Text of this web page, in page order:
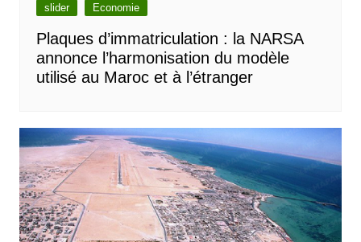
slider Economie
Plaques d’immatriculation : la NARSA
annonce l’harmonisation du modèle
utilisé au Maroc et à l’étranger